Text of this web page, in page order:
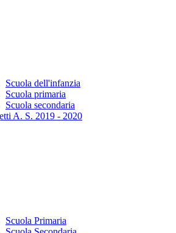
Scuola dell'infanzia
Scuola primaria
Scuola secondaria
A. S. 2019 - 2020
Scuola Primaria